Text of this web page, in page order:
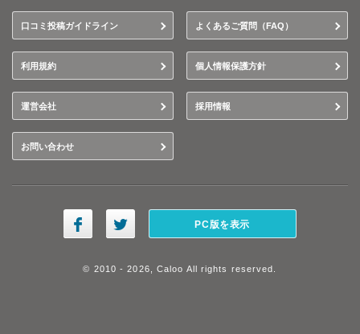
口コミ投稿ガイドライン よくあるご質問（FAQ）
利用規約 個人情報保護方針
運営会社 採用情報
お問い合わせ
PC版を表示
© 2010 - 2026, Caloo All rights reserved.